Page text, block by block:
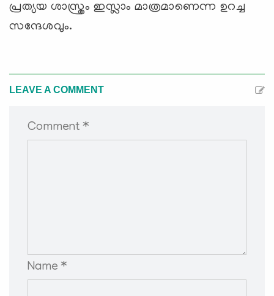
പ്രത്യയ ശാസ്ത്രം ഇസ്ലാം മാത്രമാണെന്ന ഉറച്ച
സന്ദേശവും.
LEAVE A COMMENT
Comment *
Name *